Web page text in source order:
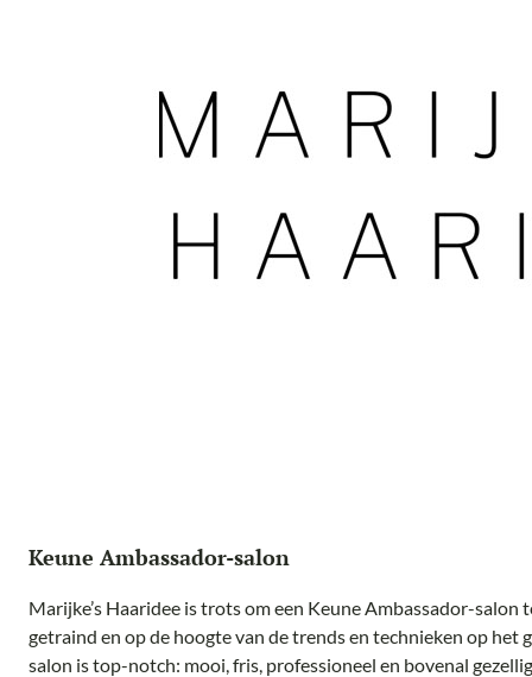
Keune Ambassador-salon
Marijke’s Haaridee is trots om een Keune Ambassador-salon
getraind en op de hoogte van de trends en technieken op het
salon is top-notch: mooi, fris, professioneel en bovenal